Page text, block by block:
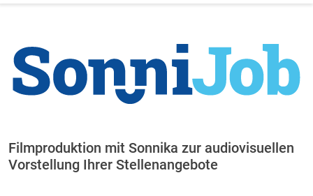
Filmproduktion mit Sonnika zur audiovisuellen
Vorstellung Ihrer Stellenangebote